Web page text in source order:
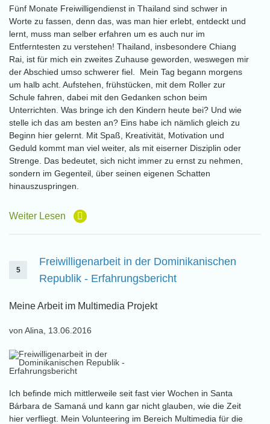
Fünf Monate Freiwilligendienst in Thailand sind schwer in
Worte zu fassen, denn das, was man hier erlebt, entdeckt und
lernt, muss man selber erfahren um es auch nur im
Entferntesten zu verstehen! Thailand, insbesondere Chiang
Rai, ist für mich ein zweites Zuhause geworden, weswegen mir
der Abschied umso schwerer fiel. Mein Tag begann morgens
um halb acht. Aufstehen, frühstücken, mit dem Roller zur
Schule fahren, dabei mit den Gedanken schon beim
Unterrichten. Was bringe ich den Kindern heute bei? Und wie
stelle ich das am besten an? Eins habe ich nämlich gleich zu
Beginn hier gelernt. Mit Spaß, Kreativität, Motivation und
Geduld kommt man viel weiter, als mit eiserner Disziplin oder
Strenge. Das bedeutet, sich nicht immer zu ernst zu nehmen,
sondern im Gegenteil, über seinen eigenen Schatten
hinauszuspringen.
Weiter Lesen
5
Freiwilligenarbeit in der Dominikanischen
Republik - Erfahrungsbericht
Meine Arbeit im Multimedia Projekt
von Alina, 13.06.2016
Ich befinde mich mittlerweile seit fast vier Wochen in Santa
Bárbara de Samaná und kann gar nicht glauben, wie die Zeit
hier verfliegt. Mein Volunteering im Bereich Multimedia für die